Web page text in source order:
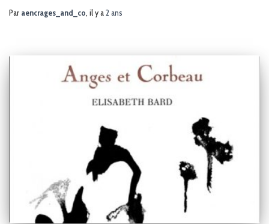
Par aencrages_and_co, il y a2 ans